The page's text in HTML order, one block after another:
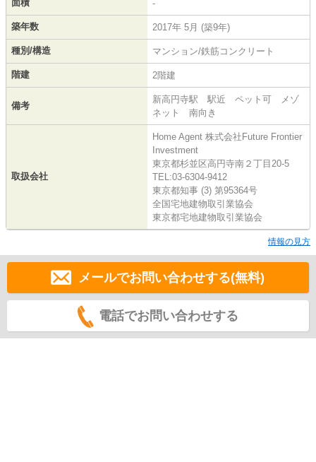
面積 -
築年数 2017年 5月 (築9年)
種別/構造 マンション/鉄筋コンクリート
階建 2階建
備考
新高円寺駅 駅近 ペット可 メゾ
ネット 南向き
取扱会社
Home Agent 株式会社Future Frontier
Investment
東京都杉並区高円寺南２丁目20-5
TEL:03-6304-9412
東京都知事 (3) 第95364号
全国宅地建物取引業協会
東京都宅地建物取引業協会
情報の見方
メールでお問い合わせする(無料)
電話でお問い合わせする